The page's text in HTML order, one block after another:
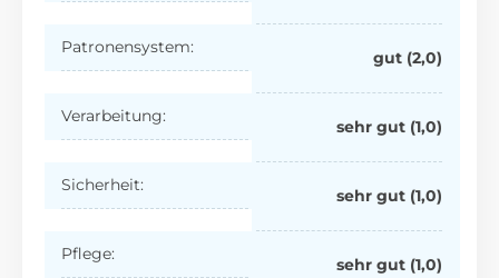
Patronensystem:
gut (2,0)
Verarbeitung:
sehr gut (1,0)
Sicherheit:
sehr gut (1,0)
Pflege:
sehr gut (1,0)